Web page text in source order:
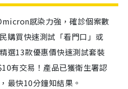
感染力強，確診個案數
購買快速測試「看門口」或
選13款優惠價快速測試套裝
有交易！產品已獲衛生署認
最快10分鐘知結果。